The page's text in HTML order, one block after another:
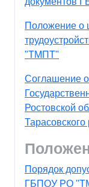
Положение о
"ТМПТ"
Соглашение о
Ростовской
Тарасовского
Порядок
ГБПОУ РО